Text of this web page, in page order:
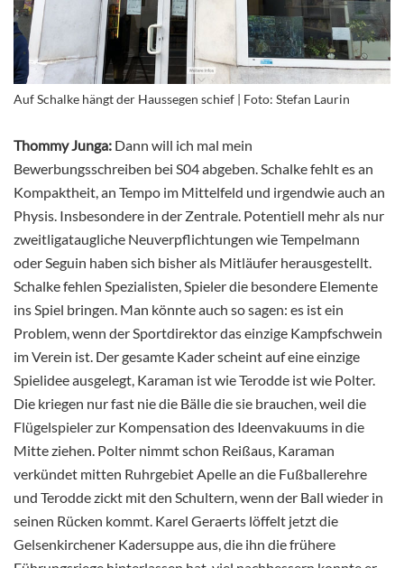
Auf Schalke hängt der Haussegen schief | Foto: Stefan Laurin
Thommy Junga: Dann will ich mal mein
Bewerbungsschreiben bei S04 abgeben. Schalke fehlt es an
Kompaktheit, an Tempo im Mittelfeld und irgendwie auch an
Physis. Insbesondere in der Zentrale. Potentiell mehr als nur
zweitligataugliche Neuverpflichtungen wie Tempelmann
oder Seguin haben sich bisher als Mitläufer herausgestellt.
Schalke fehlen Spezialisten, Spieler die besondere Elemente
ins Spiel bringen. Man könnte auch so sagen: es ist ein
Problem, wenn der Sportdirektor das einzige Kampfschwein
im Verein ist. Der gesamte Kader scheint auf eine einzige
Spielidee ausgelegt, Karaman ist wie Terodde ist wie Polter.
Die kriegen nur fast nie die Bälle die sie brauchen, weil die
Flügelspieler zur Kompensation des Ideenvakuums in die
Mitte ziehen. Polter nimmt schon Reißaus, Karaman
verkündet mitten Ruhrgebiet Apelle an die Fußballerehre
und Terodde zickt mit den Schultern, wenn der Ball wieder in
seinen Rücken kommt. Karel Geraerts löffelt jetzt die
Gelsenkirchener Kadersuppe aus, die ihn die frühere